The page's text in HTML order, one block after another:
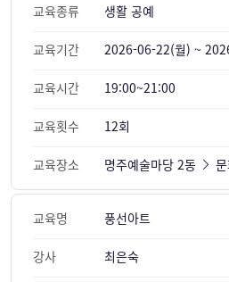
교육종류 생활 공예
교육기간 2026-06-22(월) ~
교육시간 19:00~21:00
교육횟수 12회
교육장소 명주예술마당 2동
교육명 풍선아트
강사 최은숙